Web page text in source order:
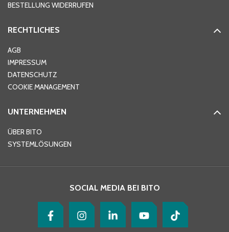
Ort*
Telefon
BESTELLUNG WIDERRUFEN
RECHTLICHES
AGB
IMPRESSUM
DATENSCHUTZ
COOKIE MANAGEMENT
UNTERNEHMEN
ÜBER BITO
SYSTEMLÖSUNGEN
SOCIAL MEDIA BEI BITO